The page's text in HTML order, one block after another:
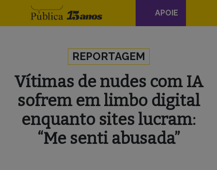
Navegação
principal
APOIE
REPORTAGEM
Vítimas de nudes com IA
sofrem em limbo digital
enquanto sites lucram:
“Me senti abusada”